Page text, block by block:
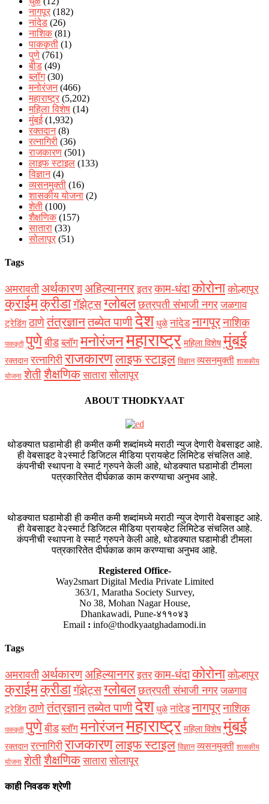
नागपूर (182)
नांदेड (26)
नाशिक (81)
पाककृती (1)
पुणे (761)
बीड (49)
ब्लॉग(30)
मनोरंजन(466)
महाराष्ट्र (5,202)
महिला विशेष (14)
मुंबई(1,932)
रक्‍तदान(8)
रत्नागिरी (36)
राजकारण (501)
लाइफ स्टाइल (133)
विज्ञान(4)
व्यसनमुक्ती (16)
शासकीय योजना (2)
शेती (100)
शैक्षणिक (157)
सातारा (33)
सोलापूर (51)
Tags
अमरावती अर्थकारणअहिल्यानगर इतर काम-धंदाकोरोना कोल्हापूर
क्राईमक्रीडागॅझेट्सग्लोबल छत्रपती संभाजी नगर जळगाव
ट्रेडिंग ठाणेतंत्रज्ञानतब्येत पाणीदेश धुळे नांदेड नागपूरनाशिक
पाककृती पुणे बीड ब्लॉग मनोरंजनमहाराष्ट्र महिला विशेष मुंबई
रक्‍तदान रत्नागिरी राजकारणलाइफ स्टाइल विज्ञान व्यसनमुक्ती शासकीय
योजना शेतीशैक्षणिक सातारा सोलापूर
ABOUT THODKYAAT
थोडक्यात घडामोडी ही कमीत कमी शब्दांमध्ये मराठी न्युज देणारी वेबसाइट आहे.
ही वेबसाइट वे२स्मार्ट डिजिटल मीडिया प्रायव्हेट लिमिटेड संचलित आहे.
कंपनीची स्थापना वे स्मार्ट ग्रुपने केली आहे, थोडक्यात घडामोडी टीमला
पत्रकारितेत दीर्घकाळ काम करण्याचा अनुभव आहे.
थोडक्यात घडामोडी ही कमीत कमी शब्दांमध्ये मराठी न्युज देणारी वेबसाइट आहे.
ही वेबसाइट वे२स्मार्ट डिजिटल मीडिया प्रायव्हेट लिमिटेड संचलित आहे.
कंपनीची स्थापना वे स्मार्ट ग्रुपने केली आहे, थोडक्यात घडामोडी टीमला
पत्रकारितेत दीर्घकाळ काम करण्याचा अनुभव आहे.
Registered Office-
Way2smart Digital Media Private Limited
363/1, Maratha Society Survey,
No 38, Mohan Nagar House,
Dhankawadi, Pune-४११०४३
Email : info@thodkyaatghadamodi.in
Tags
अमरावती अर्थकारणअहिल्यानगर इतर काम-धंदाकोरोना कोल्हापूर
क्राईमक्रीडागॅझेट्सग्लोबल छत्रपती संभाजी नगर जळगाव
ट्रेडिंग ठाणेतंत्रज्ञानतब्येत पाणीदेश धुळे नांदेड नागपूरनाशिक
पाककृती पुणे बीड ब्लॉग मनोरंजनमहाराष्ट्र महिला विशेष मुंबई
रक्‍तदान रत्नागिरी राजकारणलाइफ स्टाइल विज्ञान व्यसनमुक्ती शासकीय
योजना शेतीशैक्षणिक सातारा सोलापूर
काही निवडक श्रेणी